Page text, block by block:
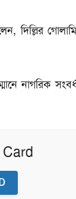
নাগরিক